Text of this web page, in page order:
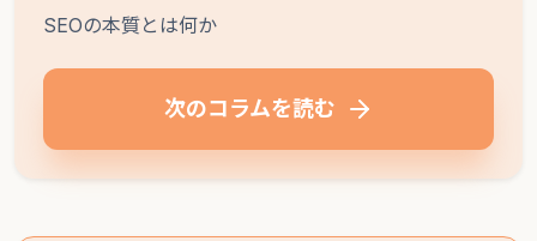
SEOの本質とは何か
次のコラムを読む